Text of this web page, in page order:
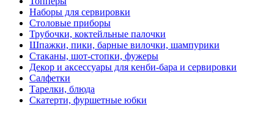
Наборы для сервировки
Столовые приборы
Трубочки, коктейльные палочки
Шпажки, пики, барные вилочки, шампурики
Стаканы, шот-стопки, фужеры
Декор и аксессуары для кенби-бара и сервировки
Салфетки
Тарелки, блюда
Скатерти, фуршетные юбки